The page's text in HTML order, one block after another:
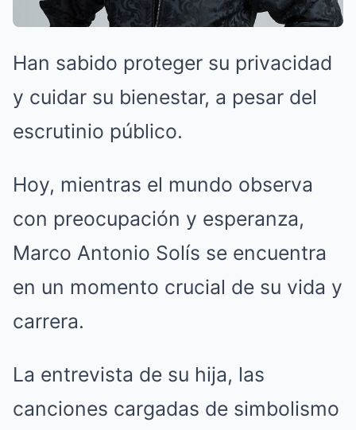
Han sabido proteger su privacidad
y cuidar su bienestar, a pesar del
escrutinio público.
Hoy, mientras el mundo observa
con preocupación y esperanza,
Marco Antonio Solís se encuentra
en un momento crucial de su vida y
carrera.
La entrevista de su hija, las
canciones cargadas de simbolismo